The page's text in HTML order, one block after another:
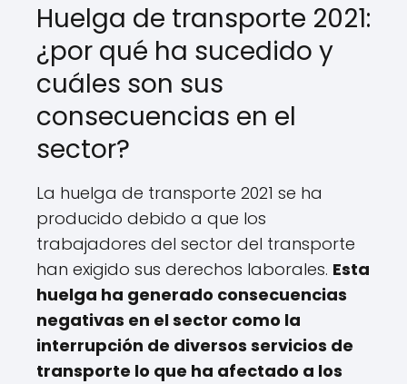
Huelga de transporte 2021:
¿por qué ha sucedido y
cuáles son sus
consecuencias en el
sector?
La huelga de transporte 2021 se ha
producido debido a que los
trabajadores del sector del transporte
han exigido sus derechos laborales. Esta
huelga ha generado consecuencias
negativas en el sector como la
interrupción de diversos servicios de
transporte lo que ha afectado a los